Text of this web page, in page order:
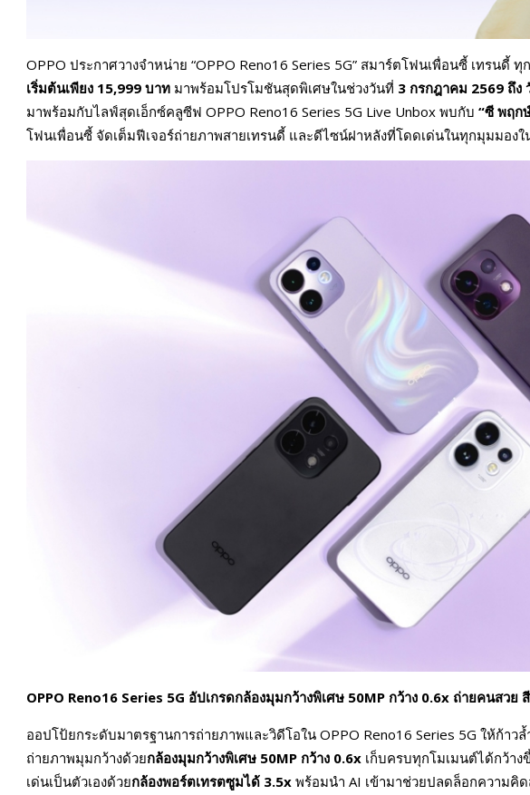
OPPO ประกาศวางจำหน่าย “OPPO Reno16 Series 5G” สมาร์ตโฟนเพื่อนซี้ เทรนดี้
เริ่มต้นเพียง 15,999 บาท มาพร้อมโปรโมชันสุดพิเศษในช่วงวันที่ 3 กรกฎาคม 2569 ถึง
มาพร้อมกับไลฟ์สุดเอ็กซ์คลูซีฟ OPPO Reno16 Series 5G Live Unbox พบกับ “ซี พฤก
โฟนเพื่อนซี้ จัดเต็มฟีเจอร์ถ่ายภาพสายเทรนดี้ และดีไซน์ฝาหลังที่โดดเด่นในทุกมุมมองใ
OPPO Reno16 Series 5G อัปเกรดกล้องมุมกว้างพิเศษ 50MP กว้าง 0.6x ถ่ายคนสวย
ออปโป้ยกระดับมาตรฐานการถ่ายภาพและวิดีโอใน OPPO Reno16 Series 5G ให้ก้า
ถ่ายภาพมุมกว้างด้วยกล้องมุมกว้างพิเศษ 50MP กว้าง 0.6x เก็บครบทุกโมเมนต์ได้กว้า
เด่นเป็นตัวเองด้วยกล้องพอร์ตเทรตซูมได้ 3.5x พร้อมนำ AI เข้ามาช่วยปลดล็อกความคิ